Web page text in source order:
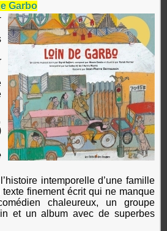
Garbo
intemporelle d’une famille
finement écrit qui ne manque
chaleureux, un groupe
et un album avec de superbes